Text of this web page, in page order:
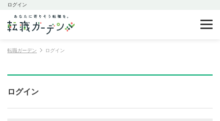
ログイン
転職ガーデン ログイン
ログイン